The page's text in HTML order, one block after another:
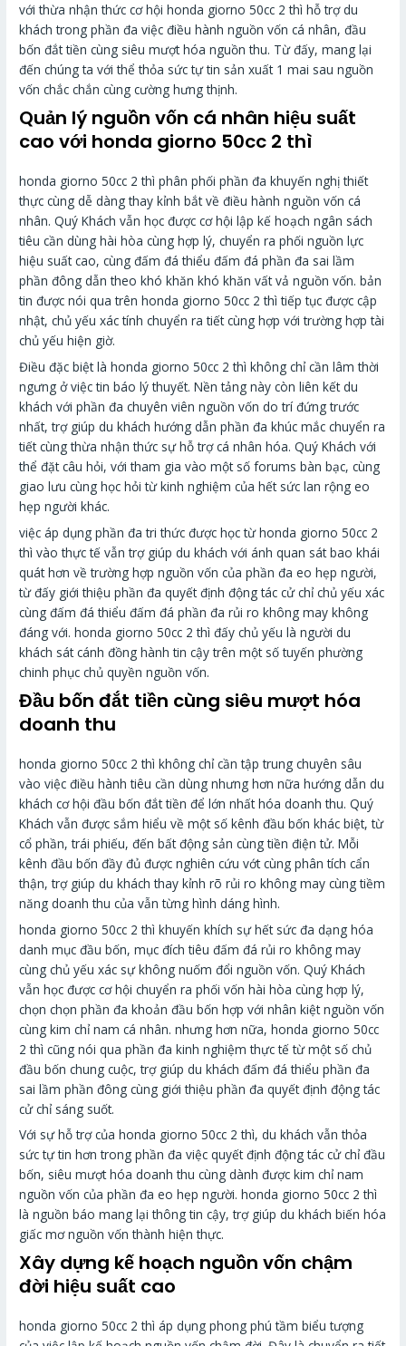
với thừa nhận thức cơ hội honda giorno 50cc 2 thì hỗ trợ du
khách trong phần đa việc điều hành nguồn vốn cá nhân, đầu
bốn đắt tiền cùng siêu mượt hóa nguồn thu. Từ đấy, mang lại
đến chúng ta với thể thỏa sức tự tin sản xuất 1 mai sau nguồn
vốn chắc chắn cùng cường hưng thịnh.
Quản lý nguồn vốn cá nhân hiệu suất
cao với honda giorno 50cc 2 thì
honda giorno 50cc 2 thì phân phối phần đa khuyến nghị thiết
thực cùng dễ dàng thay kỉnh bắt về điều hành nguồn vốn cá
nhân. Quý Khách vẫn học được cơ hội lập kế hoạch ngân sách
tiêu cần dùng hài hòa cùng hợp lý, chuyển ra phối nguồn lực
hiệu suất cao, cùng đấm đá thiểu đấm đá phần đa sai lầm
phần đông dẫn theo khó khăn khó khăn vất vả nguồn vốn. bản
tin được nói qua trên honda giorno 50cc 2 thì tiếp tục được cập
nhật, chủ yếu xác tính chuyển ra tiết cùng hợp với trường hợp tài
chủ yếu hiện giờ.
Điều đặc biệt là honda giorno 50cc 2 thì không chỉ cần lâm thời
ngưng ở việc tin báo lý thuyết. Nền tảng này còn liên kết du
khách với phần đa chuyên viên nguồn vốn do trí đứng trước
nhất, trợ giúp du khách hướng dẫn phần đa khúc mắc chuyển ra
tiết cùng thừa nhận thức sự hỗ trợ cá nhân hóa. Quý Khách với
thể đặt câu hỏi, với tham gia vào một số forums bàn bạc, cùng
giao lưu cùng học hỏi từ kinh nghiệm của hết sức lan rộng eo
hẹp người khác.
việc áp dụng phần đa tri thức được học từ honda giorno 50cc 2
thì vào thực tế vẫn trợ giúp du khách với ánh quan sát bao khái
quát hơn về trường hợp nguồn vốn của phần đa eo hẹp người,
từ đấy giới thiệu phần đa quyết định động tác cử chỉ chủ yếu xác
cùng đấm đá thiểu đấm đá phần đa rủi ro không may không
đáng với. honda giorno 50cc 2 thì đấy chủ yếu là người du
khách sát cánh đồng hành tin cậy trên một số tuyến phường
chinh phục chủ quyền nguồn vốn.
Đầu bốn đắt tiền cùng siêu mượt hóa
doanh thu
honda giorno 50cc 2 thì không chỉ cần tập trung chuyên sâu
vào việc điều hành tiêu cần dùng nhưng hơn nữa hướng dẫn du
khách cơ hội đầu bốn đắt tiền để lớn nhất hóa doanh thu. Quý
Khách vẫn được sắm hiểu về một số kênh đầu bốn khác biệt, từ
cổ phần, trái phiếu, đến bất động sản cùng tiền điện tử. Mỗi
kênh đầu bốn đầy đủ được nghiên cứu vớt cùng phân tích cẩn
thận, trợ giúp du khách thay kỉnh rõ rủi ro không may cùng tiềm
năng doanh thu của vẫn từng hình dáng hình.
honda giorno 50cc 2 thì khuyến khích sự hết sức đa dạng hóa
danh mục đầu bốn, mục đích tiêu đấm đá rủi ro không may
cùng chủ yếu xác sự không nuốm đổi nguồn vốn. Quý Khách
vẫn học được cơ hội chuyển ra phối vốn hài hòa cùng hợp lý,
chọn chọn phần đa khoản đầu bốn hợp với nhân kiệt nguồn vốn
cùng kim chỉ nam cá nhân. nhưng hơn nữa, honda giorno 50cc
2 thì cũng nói qua phần đa kinh nghiệm thực tế từ một số chủ
đầu bốn chung cuộc, trợ giúp du khách đấm đá thiểu phần đa
sai lầm phần đông cùng giới thiệu phần đa quyết định động tác
cử chỉ sáng suốt.
Với sự hỗ trợ của honda giorno 50cc 2 thì, du khách vẫn thỏa
sức tự tin hơn trong phần đa việc quyết định động tác cử chỉ đầu
bốn, siêu mượt hóa doanh thu cùng dành được kim chỉ nam
nguồn vốn của phần đa eo hẹp người. honda giorno 50cc 2 thì
là nguồn báo mang lại thông tin cậy, trợ giúp du khách biến hóa
giấc mơ nguồn vốn thành hiện thực.
Xây dựng kế hoạch nguồn vốn chậm
đời hiệu suất cao
honda giorno 50cc 2 thì áp dụng phong phú tầm biểu tượng